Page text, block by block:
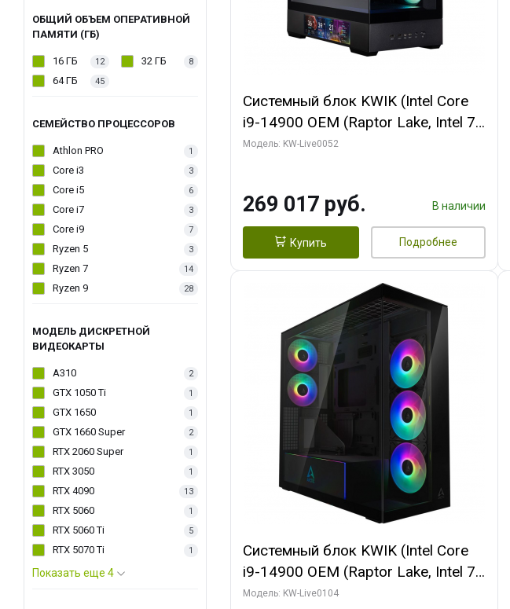
ОБЩИЙ ОБЪЕМ ОПЕРАТИВНОЙ
ПАМЯТИ (ГБ)
16 ГБ 12 32 ГБ 8
64 ГБ 45
СЕМЕЙСТВО ПРОЦЕССОРОВ
Athlon PRO 1
Core i3 3
Core i5 6
Core i7 3
Core i9 7
Ryzen 5 3
Ryzen 7 14
Ryzen 9 28
МОДЕЛЬ ДИСКРЕТНОЙ
ВИДЕОКАРТЫ
A310 2
GTX 1050 Ti 1
GTX 1650 1
GTX 1660 Super 2
RTX 2060 Super 1
RTX 3050 1
RTX 4090 13
RTX 5060 1
RTX 5060 Ti 5
RTX 5070 Ti 1
Показать еще 4
Системный блок KWIK (Intel Core
i9-14900 OEM (Raptor Lake, Intel 7,
C24 16EC/8PC// 64 ГБ ОЗУ (2
256bit 3xDP HD/ 512 ГБ SSD)
Модель: KW-Live0052
269 017 руб. В наличии
Купить Подробнее
Системный блок KWIK (Intel Core
i9-14900 OEM (Raptor Lake, Intel 7,
C24 16EC/8PC// 64 ГБ ОЗУ (2
Модель: KW-Live0104